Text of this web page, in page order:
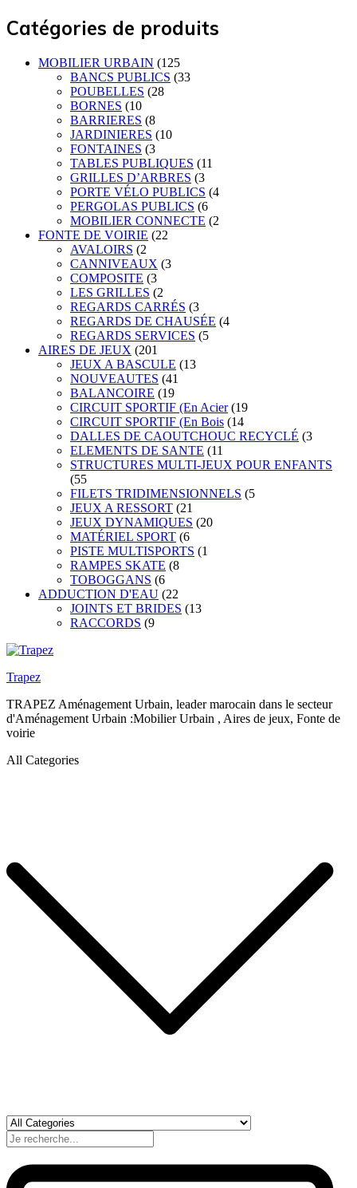
Catégories de produits
MOBILIER URBAIN (125
BANCS PUBLICS (33
POUBELLES (28
BORNES (10
BARRIERES (8
JARDINIERES (10
FONTAINES (3
TABLES PUBLIQUES (11
GRILLES D’ARBRES (3
PORTE VÉLO PUBLICS (4
PERGOLAS PUBLICS (6
MOBILIER CONNECTE (2
FONTE DE VOIRIE (22
AVALOIRS (2
CANNIVEAUX (3
COMPOSITE (3
LES GRILLES (2
REGARDS CARRÉS (3
REGARDS DE CHAUSÉE (4
REGARDS SERVICES (5
AIRES DE JEUX (201
JEUX A BASCULE (13
NOUVEAUTES (41
BALANCOIRE (19
CIRCUIT SPORTIF (En Acier (19
CIRCUIT SPORTIF (En Bois (14
DALLES DE CAOUTCHOUC RECYCLÉ (3
ELEMENTS DE SANTE (11
STRUCTURES MULTI-JEUX POUR ENFANTS
(55
FILETS TRIDIMENSIONNELS (5
JEUX A RESSORT (21
JEUX DYNAMIQUES (20
MATÉRIEL SPORT (6
PISTE MULTISPORTS (1
RAMPES SKATE (8
TOBOGGANS (6
ADDUCTION D'EAU (22
JOINTS ET BRIDES (13
RACCORDS (9
Trapez
TRAPEZ Aménagement Urbain, leader marocain dans le secteur
d'Aménagement Urbain :Mobilier Urbain , Aires de jeux, Fonte de
voirie
All Categories